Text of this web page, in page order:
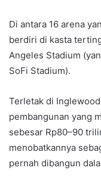
Di antara 16 arena
berdiri di kasta
Angeles Stadium
SoFi Stadium).
Terletak di
pembangunan yang
sebesar Rp80–90
menobatkannya
pernah dibangun